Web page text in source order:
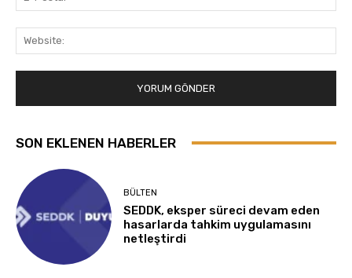
SON EKLENEN HABERLER
BÜLTEN
SEDDK, eksper süreci devam eden
hasarlarda tahkim uygulamasını
netleştirdi